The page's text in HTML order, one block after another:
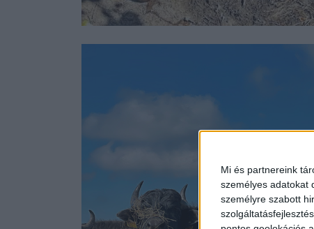
Mi és partnereink
személyes adatokat
személyre szabott